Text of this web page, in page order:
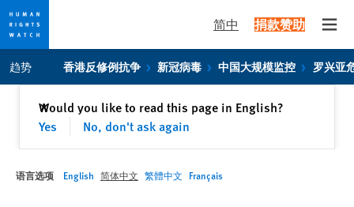
Skip
to
privacy
Skip
to
content
简中 捐款赞助
趋势 香港反修例抗争 新冠病毒 中国大规模监控 罗兴亚
Would you like to read this page in English?
Yes
No, don't ask again
✕关闭
语言选项 English 简体中文 繁體中文 Français